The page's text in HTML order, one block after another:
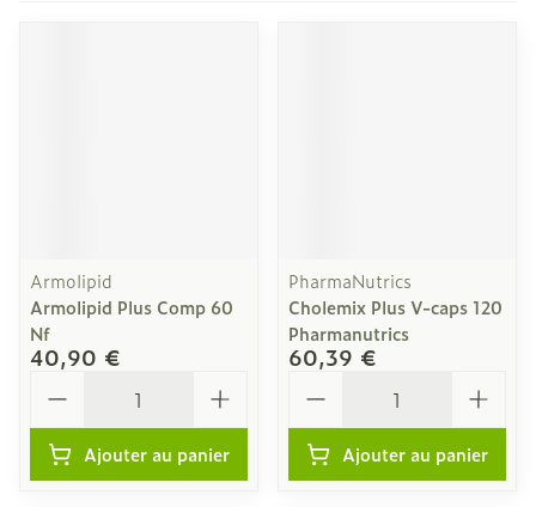
Armolipid
Armolipid Plus Comp 60
Nf
40,90 €
Ajouter au panier
PharmaNutrics
Cholemix Plus V-caps 120
Pharmanutrics
60,39 €
Ajouter au panier